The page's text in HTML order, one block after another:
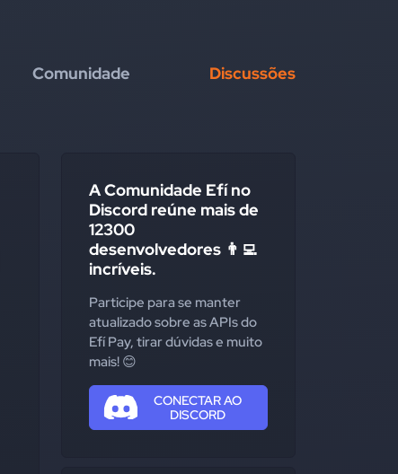
Comunidade Discussões
A Comunidade Efí no
Discord reúne mais de
12300
desenvolvedores 👨‍💻
incríveis.
Participe para se manter
atualizado sobre as APIs do
Efí Pay, tirar dúvidas e muito
mais! 😊
CONECTAR AO
DISCORD